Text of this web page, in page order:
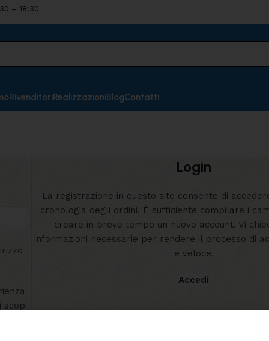
– 18:30
RivenditoriRealizzazioniBlogContatti
scopi
Login
La registrazione in questo sito consente di
cronologia degli ordini. È sufficiente compilare i
creare in breve tempo un nuovo account. Vi
informazioni necessarie per rendere il processo di
e veloce.
Accedi